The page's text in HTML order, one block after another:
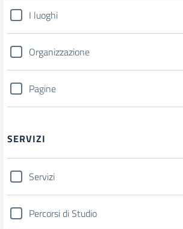
I luoghi
Organizzazione
Pagine
SERVIZI
Servizi
Percorsi di Studio